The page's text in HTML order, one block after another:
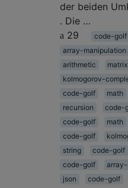
der beiden
. Die …
29
code-golf
array-manipulation
arithmetic
matrix
kolmogorov-
code-golf
math
recursion
code-
code-golf
math
code-golf
string
code-golf
code-golf
json
code-golf